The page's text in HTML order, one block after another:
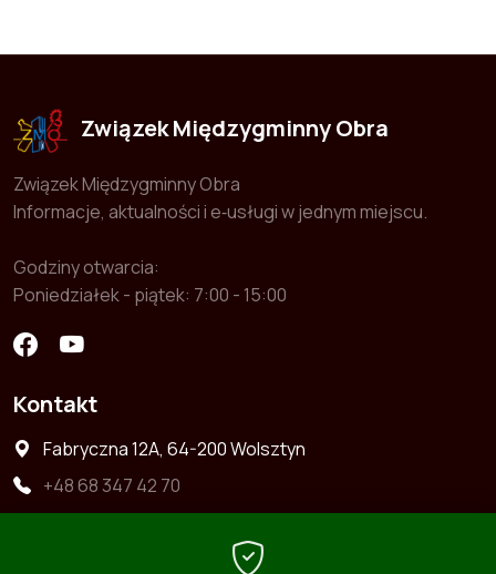
Związek Międzygminny Obra
Związek Międzygminny Obra
Informacje, aktualności i e‑usługi w jednym miejscu.
Godziny otwarcia:
Poniedziałek - piątek: 7:00 - 15:00
Kontakt
Fabryczna 12A, 64-200 Wolsztyn
+48 68 347 42 70
+48 722 363 664